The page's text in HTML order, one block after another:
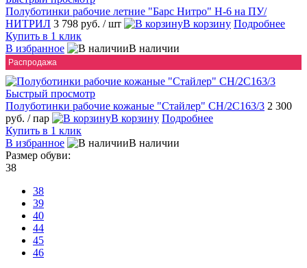
Полуботинки рабочие летние "Барс Нитро" Н-6 на ПУ/
НИТРИЛ 3 798 руб. / шт В корзину Подробнее
Купить в 1 клик
В избранное
В наличии
Распродажа
Быстрый просмотр
Полуботинки рабочие кожаные "Стайлер" CH/2C163/3 2 300
руб. / пар В корзину Подробнее
Купить в 1 клик
В избранное
В наличии
Размер обуви:
38
38
39
40
44
45
46